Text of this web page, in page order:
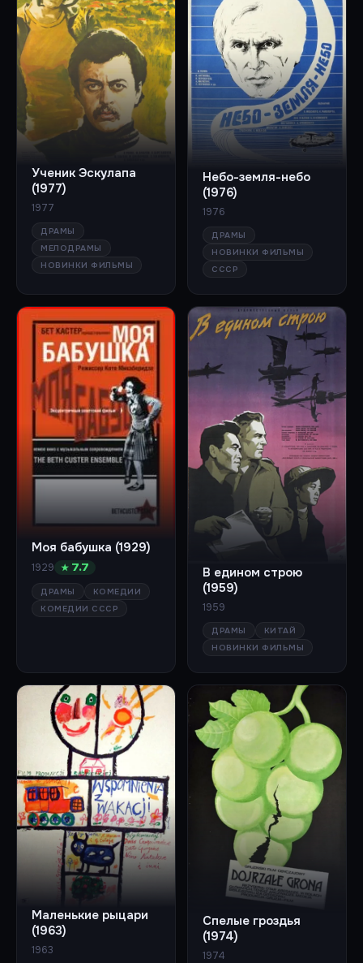
Ученик Эскулапа
(1977)
1977
ДРАМЫ
МЕЛОДРАМЫ
НОВИНКИ ФИЛЬМЫ
Небо-земля-небо
(1976)
1976
ДРАМЫ
НОВИНКИ ФИЛЬМЫ
СССР
Моя бабушка (1929)
1929 ★ 7.7
ДРАМЫ
КОМЕДИИ
КОМЕДИИ СССР
В едином строю
(1959)
1959
ДРАМЫ
КИТАЙ
НОВИНКИ ФИЛЬМЫ
Маленькие рыцари
(1963)
1963
Спелые гроздья
(1974)
1974